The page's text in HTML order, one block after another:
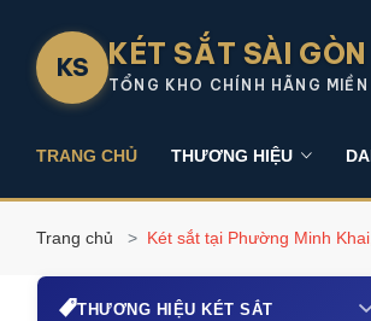
KS KÉT SẮT SÀI GÒN
TỔNG KHO CHÍNH HÃNG MIỀN
TRANG CHỦ THƯƠNG HIỆU
Trang chủ Két sắt tại Phường Minh
THƯƠNG HIỆU KÉT SẮT